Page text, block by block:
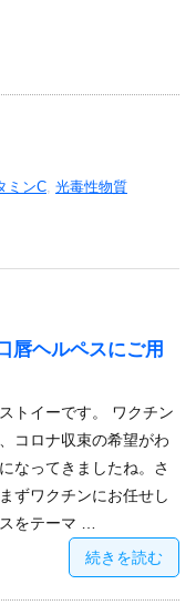
ミンC, 光毒性物質
唇ヘルペスにご用
トイーです。 ワクチン
コロナ収束の希望がわ
なってきましたね。さ
ずワクチンにお任せし
をテーマ …
続きを読む